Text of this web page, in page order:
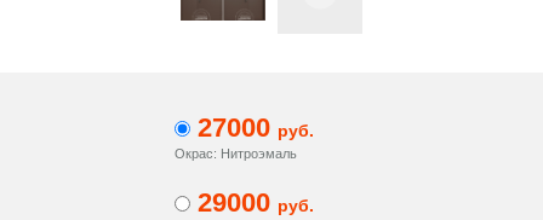
27000 руб.
Окрас: Нитроэмаль
29000 руб.